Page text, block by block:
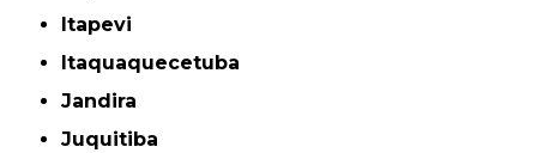
Itapevi
Itaquaquecetuba
Jandira
Juquitiba